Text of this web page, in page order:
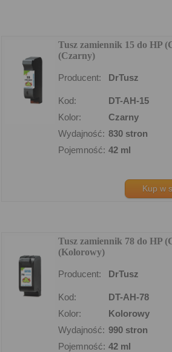
Tusz zamiennik 15 do HP
(Czarny)
Producent: DrTusz
Kod:
DT-AH-15
Kolor:
Czarny
Wydajność: 830 stron
Pojemność: 42 ml
Kup w
Tusz zamiennik 78 do HP
(Kolorowy)
Producent: DrTusz
Kod:
DT-AH-78
Kolor:
Kolorowy
Wydajność: 990 stron
Pojemność: 42 ml